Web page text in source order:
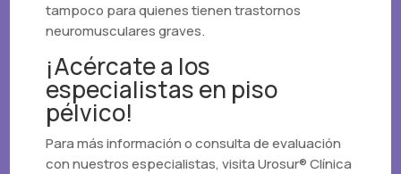
tampoco para quienes tienen trastornos
neuromusculares graves.
¡Acércate a los
especialistas en piso
pélvico!
Para más información o consulta de evaluación
con nuestros especialistas, visita Urosur® Clínica